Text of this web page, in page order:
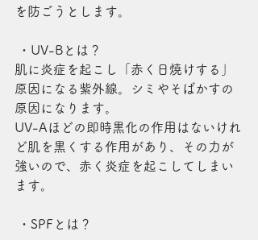
を防ごうとします。
・UV-Bとは？
肌に炎症を起こし「赤く日焼けする」
原因になる紫外線。シミやそばかすの
原因になります。
UV-Aほどの即時黒化の作用はないけれ
ど肌を黒くする作用があり、その力が
強いので、赤く炎症を起こしてしまい
ます。
・SPFとは？